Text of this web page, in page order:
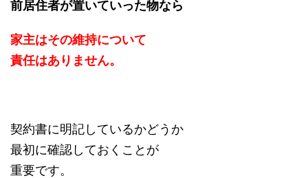
前居住者が置いていった物なら
家主はその維持について
責任はありません。
契約書に明記しているかどうか
最初に確認しておくことが
重要です。